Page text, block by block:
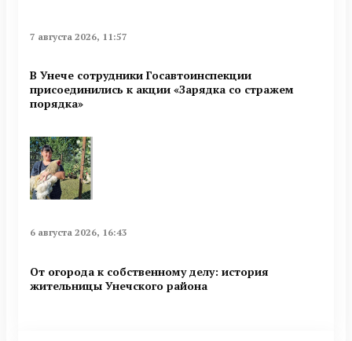
7 августа 2026, 11:57
В Унече сотрудники Госавтоинспекции
присоединились к акции «Зарядка со стражем
порядка»
6 августа 2026, 16:43
От огорода к собственному делу: история
жительницы Унечского района